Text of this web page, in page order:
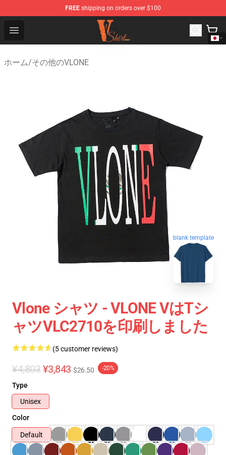
FREE shipping on orders over $100
Open menu
Vlone Shirt Store - Official Vlone Shirt Shop
ホーム/その他のVLONE
blank template
Vlone シャツ - VLONE VはTシ
ャツVLC2710を印刷しました
(5 customer reviews)
¥4,803 ¥3,843 $26.50 -20%
Type
Unisex
Color
Default